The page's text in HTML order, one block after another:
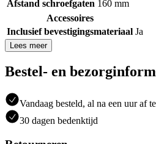
Afstand schroefgaten 160 mm
Accessoires
Inclusief bevestigingsmateriaal Ja
Lees meer
Bestel- en
Vandaag besteld, al na een uur af
30 dagen bedenktijd